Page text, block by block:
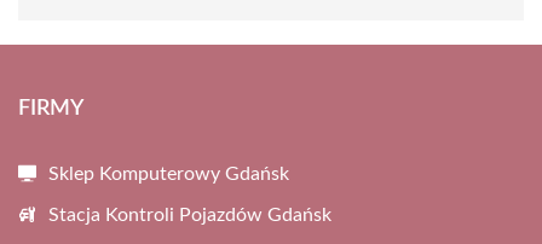
FIRMY
Sklep Komputerowy Gdańsk
Stacja Kontroli Pojazdów Gdańsk